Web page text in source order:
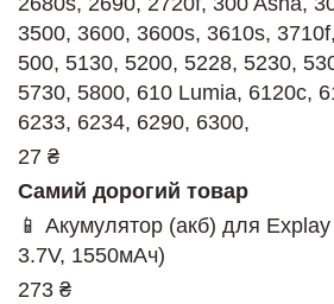
3500, 3600, 3600s, 3610s,
500, 5130, 5200, 5228, 5230,
5730, 5800, 610 Lumia, 6120c,
6233, 6234, 6290, 6300,
27 ₴
Самий дорогий товар
📱 Акумулятор (акб) для
3.7V, 1550мАч)
273 ₴